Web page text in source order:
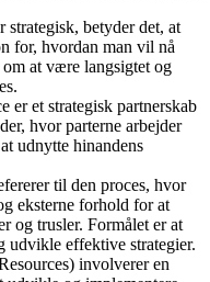
betyder det, at
for, hvordan man vil nå
om at være langsigtet og
er et strategisk partnerskab
hvor parterne arbejder
udnytte hinandens
til den proces, hvor
eksterne forhold for at
og trusler. Formålet er at
udvikle effektive strategier.
involverer en